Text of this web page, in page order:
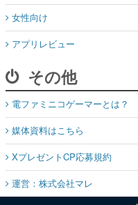
その他
電ファミニコゲーマーとは？
媒体資料はこちら
XプレゼントCP応募規約
運営：株式会社マレ